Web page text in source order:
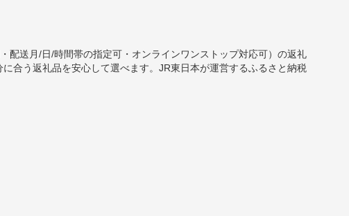
配送月/日/時間帯の指定可・オンラインワンストップ対応可）の返礼
合う返礼品を安心して選べます。JR東日本が運営するふるさと納税